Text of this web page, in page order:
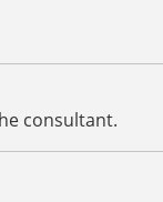
consultant.